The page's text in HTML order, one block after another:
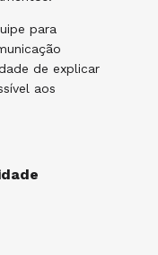
para
de explicar
aos